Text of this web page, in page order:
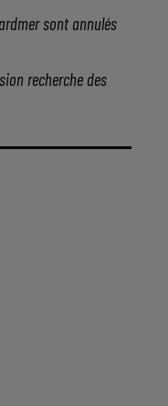
sont annulés
recherche des